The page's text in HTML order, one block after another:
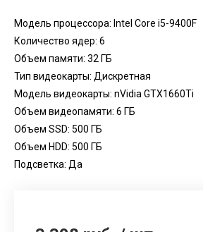
Модель процессора: Intel Core i5-9400F
Количество ядер: 6
Объем памяти: 32 ГБ
Тип видеокарты: Дискретная
Модель видеокарты: nVidia GTX1660Ti
Объем видеопамяти: 6 ГБ
Объем SSD: 500 ГБ
Объем HDD: 500 ГБ
Подсветка: Да